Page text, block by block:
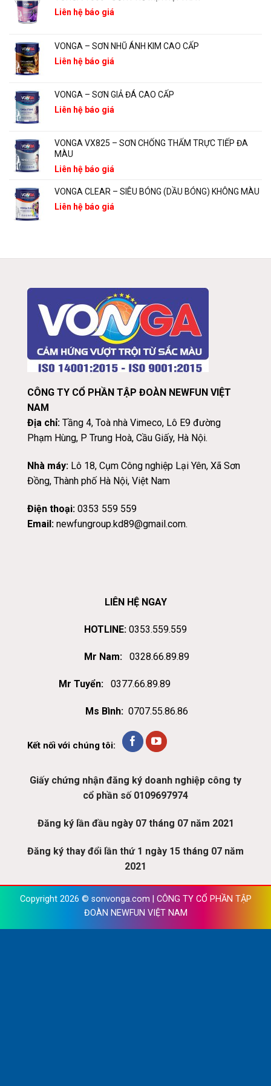
Liên hệ báo giá
VONGA – SƠN NHŨ ÁNH KIM CAO CẤP
Liên hệ báo giá
VONGA – SƠN GIẢ ĐÁ CAO CẤP
Liên hệ báo giá
VONGA VX825 – SƠN CHỐNG THẤM TRỰC TIẾP ĐA
MÀU
Liên hệ báo giá
VONGA CLEAR – SIÊU BÓNG (DẦU BÓNG) KHÔNG MÀU
Liên hệ báo giá
CÔNG TY CỔ PHẦN TẬP ĐOÀN NEWFUN VIỆT
NAM
Địa chỉ:Tầng 4, Toà nhà Vimeco, Lô E9 đường
Phạm Hùng, P Trung Hoà, Cầu Giấy, Hà Nội.
Nhà máy:Lô 18, Cụm Công nghiệp Lại Yên, Xã Sơn
Đồng, Thành phố Hà Nội, Việt Nam
Điện thoại:0353 559 559
Email:newfungroup.kd89@gmail.com.
LIÊN HỆ NGAY
HOTLINE: 0353.559.559
Mr Nam: 0328.66.89.89
Mr Tuyển: 0377.66.89.89
Ms Bình: 0707.55.86.86
Kết nối với chúng tôi:
Giấy chứng nhận đăng ký doanh nghiệp công ty
cổ phần số 0109697974
Đăng ký lần đầu ngày 07 tháng 07 năm 2021
Đăng ký thay đổi lần thứ 1 ngày 15 tháng 07 năm
2021
Copyright 2026 © sonvonga.com | CÔNG TY CỔ PHẦN TẬP
ĐOÀN NEWFUN VIỆT NAM